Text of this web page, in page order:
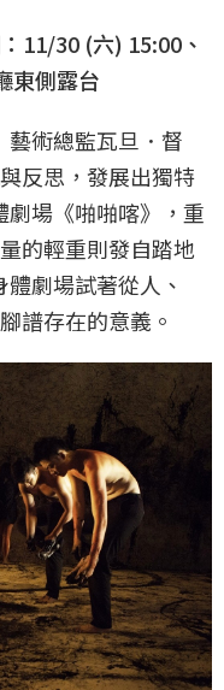
11/30 (六) 15:00、
東側露台
藝術總監瓦旦．督
反思，發展出獨特
場《啪啪喀》，重
的輕重則發自踏地
劇場試著從人、
譜存在的意義。